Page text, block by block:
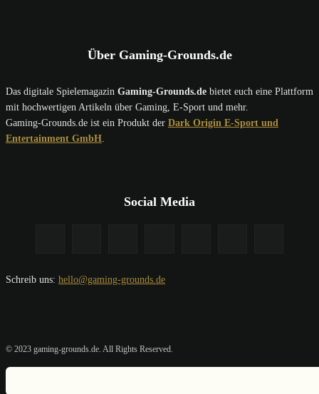
Über Gaming-Grounds.de
Das digitale Spielemagazin Gaming-Grounds.de bietet euch eine Plattform
mit hochwertigen Artikeln über Gaming, E-Sport und mehr.
Gaming-Grounds.de ist ein Produkt der Dark Origin E-Sport und
Entertainment GmbH
Social Media
Schreib uns: hello@gaming-grounds.de
© 2023 gaming-grounds.de. All Rights Reserved.